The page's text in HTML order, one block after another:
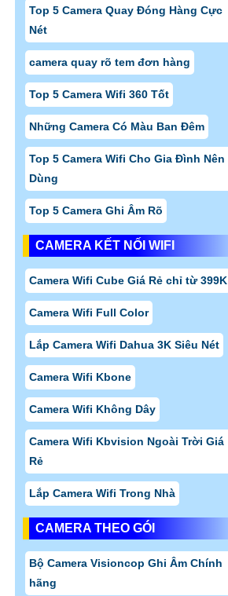
Top 5 Camera Quay Đóng Hàng Cực
Nét
camera quay rõ tem đơn hàng
Top 5 Camera Wifi 360 Tốt
Những Camera Có Màu Ban Đêm
Top 5 Camera Wifi Cho Gia Đình Nên
Dùng
Top 5 Camera Ghi Âm Rõ
CAMERA KẾT NỐI WIFI
Camera Wifi Cube Giá Rẻ chỉ từ 399K
Camera Wifi Full Color
Lắp Camera Wifi Dahua 3K Siêu Nét
Camera Wifi Kbone
Camera Wifi Không Dây
Camera Wifi Kbvision Ngoài Trời Giá
Rẻ
Lắp Camera Wifi Trong Nhà
CAMERA THEO GÓI
Bộ Camera Visioncop Ghi Âm Chính
hãng